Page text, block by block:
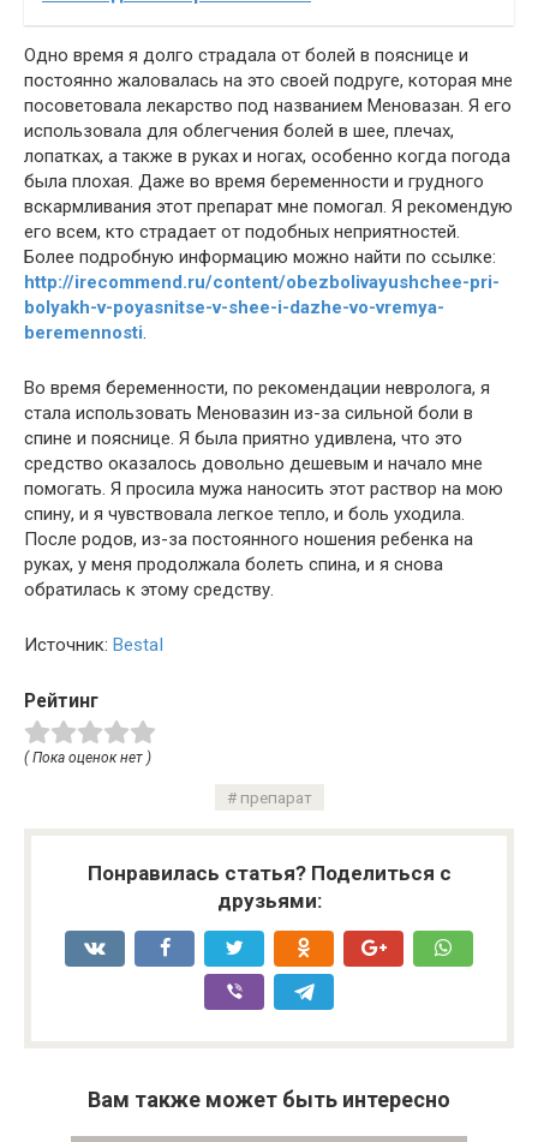
Одно время я долго страдала от болей в пояснице и
постоянно жаловалась на это своей подруге, которая мне
посоветовала лекарство под названием Меновазан. Я его
использовала для облегчения болей в шее, плечах,
лопатках, а также в руках и ногах, особенно когда погода
была плохая. Даже во время беременности и грудного
вскармливания этот препарат мне помогал. Я рекомендую
его всем, кто страдает от подобных неприятностей.
Более подробную информацию можно найти по ссылке:
http://irecommend.ru/content/obezbolivayushchee-pri-
bolyakh-v-poyasnitse-v-shee-i-dazhe-vo-vremya-
beremennosti.
Во время беременности, по рекомендации невролога, я
стала использовать Меновазин из-за сильной боли в
спине и пояснице. Я была приятно удивлена, что это
средство оказалось довольно дешевым и начало мне
помогать. Я просила мужа наносить этот раствор на мою
спину, и я чувствовала легкое тепло, и боль уходила.
После родов, из-за постоянного ношения ребенка на
руках, у меня продолжала болеть спина, и я снова
обратилась к этому средству.
Источник: BestaI
Рейтинг
( Пока оценок нет )
препарат
Понравилась статья? Поделиться с
друзьями:
Вам также может быть интересно